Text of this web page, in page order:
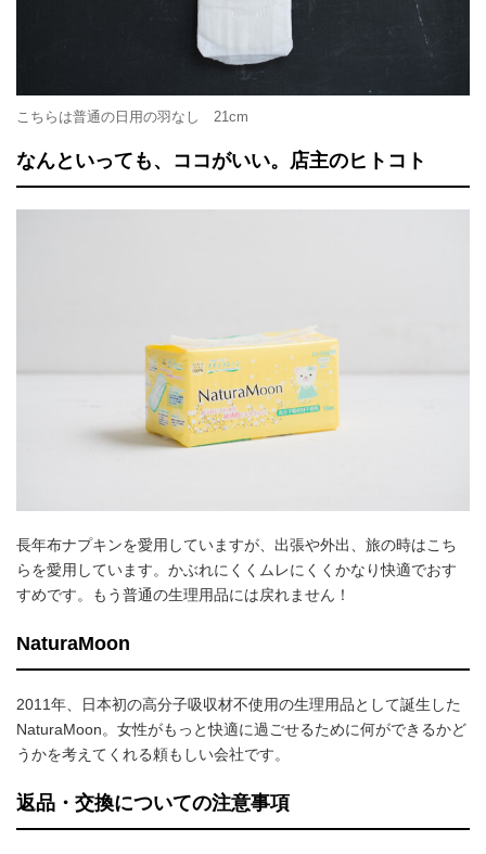
こちらは普通の日用の羽なし 21cm
なんといっても、ココがいい。店主のヒトコト
長年布ナプキンを愛用していますが、出張や外出、旅の時はこち
らを愛用しています。かぶれにくくムレにくくかなり快適でおす
すめです。もう普通の生理用品には戻れません！
NaturaMoon
2011年、日本初の高分子吸収材不使用の生理用品として誕生した
NaturaMoon。女性がもっと快適に過ごせるために何ができるかど
うかを考えてくれる頼もしい会社です。
返品・交換についての注意事項